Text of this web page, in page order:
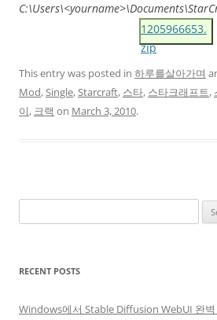
1205966653.
zip
This entry was posted in 하루를살아가며
Mod,Single,Starcraft, 스타, 스타크래프트,
이, 크랙 on March 3, 2010.
for:
RECENT POSTS
Windows에서 Stable Diffusion WebUI 완벽